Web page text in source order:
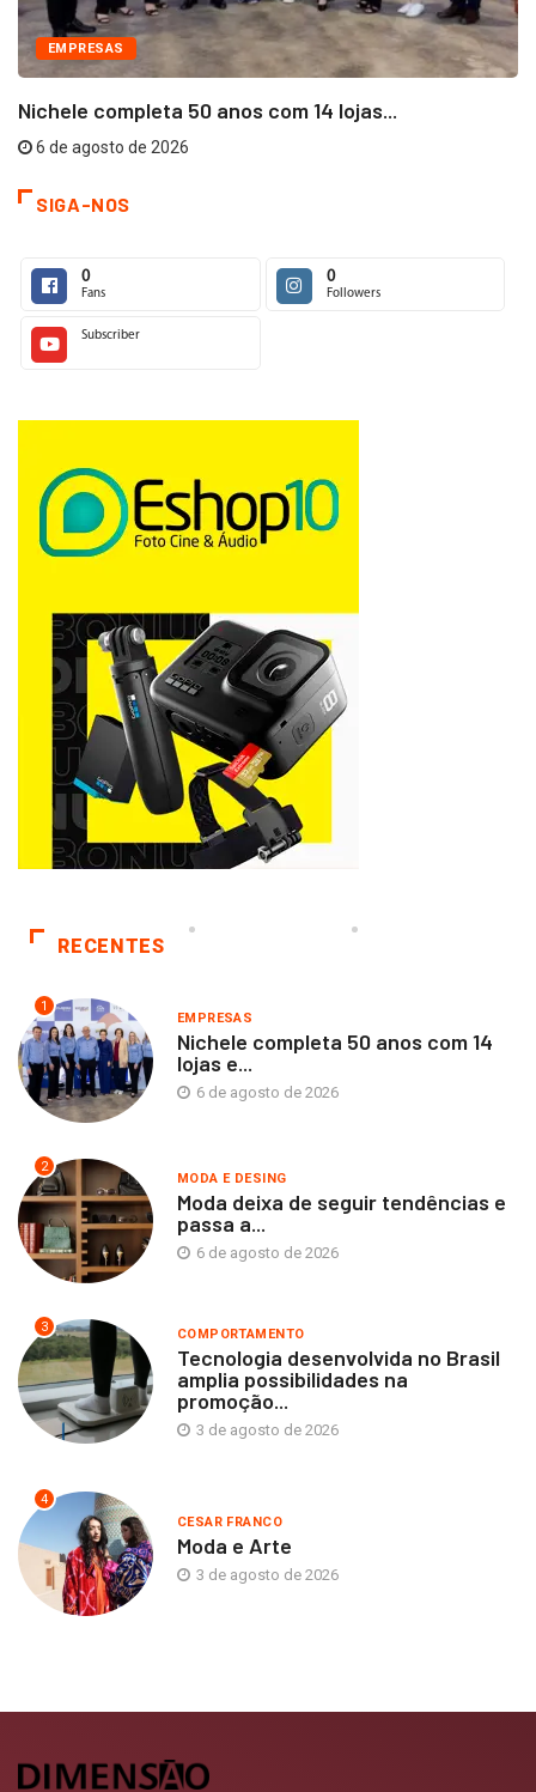
EMPRESAS
Nichele completa 50 anos com 14 lojas...
6 de agosto de 2026
SIGA-NOS
0
Fans
0
Followers
Subscriber
RECENTES
1
EMPRESAS
Nichele completa 50 anos com 14
lojas e...
6 de agosto de 2026
2
MODA E DESING
Moda deixa de seguir tendências e
passa a...
6 de agosto de 2026
3 COMPORTAMENTO
Tecnologia desenvolvida no Brasil
amplia possibilidades na
promoção...
3 de agosto de 2026
4
CESAR FRANCO
Moda e Arte
3 de agosto de 2026